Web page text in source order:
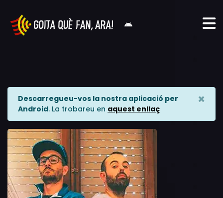
Descarregueu-vos la nostra aplicació per
Android. La trobareu en aquest enllaç
×